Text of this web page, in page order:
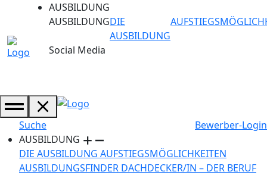
AUSBILDUNG
AUSBILDUNGDIE
AUSBILDUNG
Social Media
Suche
Bewerber-Login
AUSBILDUNG
DIE AUSBILDUNG AUFSTIEGSMÖGLICHKEITEN
AUSBILDUNGSFINDER DACHDECKER/IN – DER BERUF